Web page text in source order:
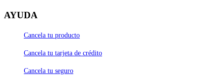
AYUDA
Cancela tu producto
Cancela tu tarjeta de crédito
Cancela tu seguro